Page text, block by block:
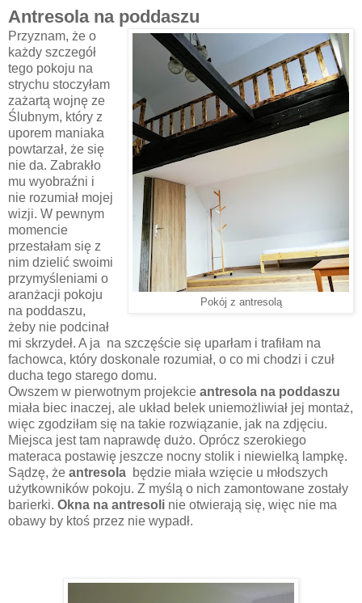
Antresola na poddaszu
Pokój z antresolą
Przyznam, że o
każdy szczegół
tego pokoju na
strychu stoczyłam
zażartą wojnę ze
Ślubnym, który z
uporem maniaka
powtarzał, że się
nie da. Zabrakło
mu wyobraźni i
nie rozumiał mojej
wizji. W pewnym
momencie
przestałam się z
nim dzielić swoimi
przymyśleniami o
aranżacji pokoju
na poddaszu,
żeby nie podcinał
mi skrzydeł. A ja na szczęście się uparłam i trafiłam na
fachowca, który doskonale rozumiał, o co mi chodzi i czuł
ducha tego starego domu.
Owszem w pierwotnym projekcie antresola na poddaszu
miała biec inaczej, ale układ belek uniemożliwiał jej montaż,
więc zgodziłam się na takie rozwiązanie, jak na zdjęciu.
Miejsca jest tam naprawdę dużo. Oprócz szerokiego
materaca postawię jeszcze nocny stolik i niewielką lampkę.
Sądzę, że antresola będzie miała wzięcie u młodszych
użytkowników pokoju. Z myślą o nich zamontowane zostały
barierki. Okna na antresoli nie otwierają się, więc nie ma
obawy by ktoś przez nie wypadł.